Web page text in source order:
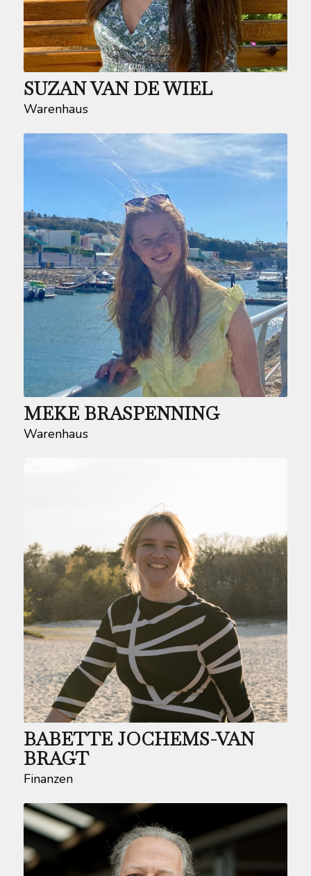
SUZAN VAN DE WIEL
Warenhaus
MEKE BRASPENNING
Warenhaus
BABETTE JOCHEMS-VAN
BRAGT
Finanzen